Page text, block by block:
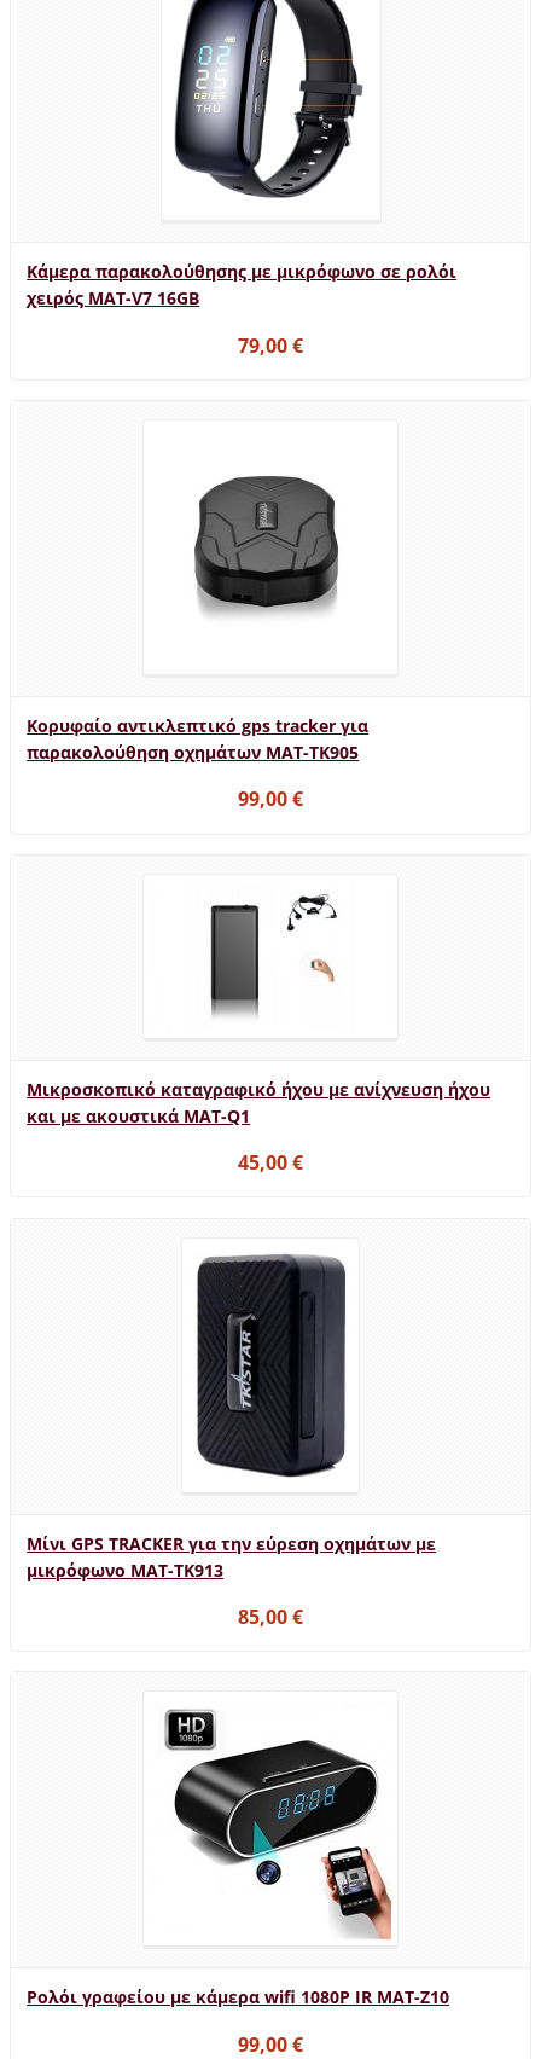
Κάμερα παρακολούθησης με μικρόφωνο σε ρολόι
χειρός MAT-V7 16GB
79,00 €
Κορυφαίο αντικλεπτικό gps tracker για
παρακολούθηση οχημάτων MAT-TK905
99,00 €
Μικροσκοπικό καταγραφικό ήχου με ανίχνευση ήχου
και με ακουστικά MAT-Q1
45,00 €
Μίνι GPS TRACKER για την εύρεση οχημάτων με
μικρόφωνο MAT-TK913
85,00 €
Ρολόι γραφείου με κάμερα wifi 1080P IR MAT-Z10
99,00 €